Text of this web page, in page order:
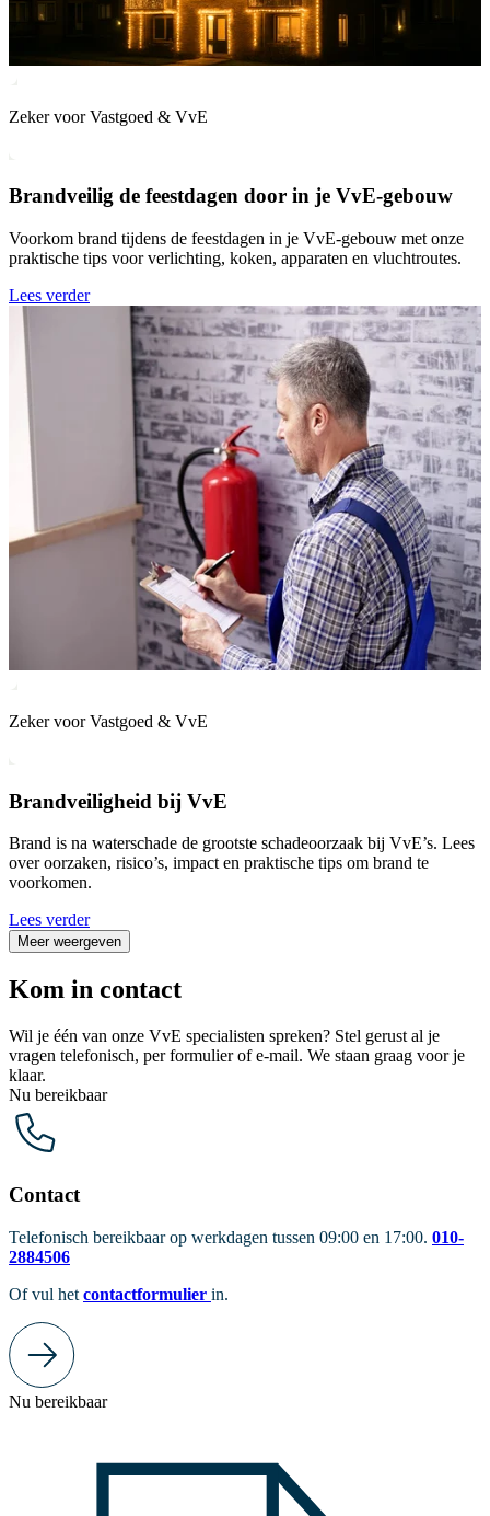
Zeker voor Vastgoed & VvE
Brandveilig de feestdagen door in je VvE-gebouw
Voorkom brand tijdens de feestdagen in je VvE-gebouw met onze
praktische tips voor verlichting, koken, apparaten en vluchtroutes.
Lees verder
Zeker voor Vastgoed & VvE
Brandveiligheid bij VvE
Brand is na waterschade de grootste schadeoorzaak bij VvE’s. Lees
over oorzaken, risico’s, impact en praktische tips om brand te
voorkomen.
Lees verder
Meer weergeven
Kom in contact
Wil je één van onze VvE specialisten spreken? Stel gerust al je
vragen telefonisch, per formulier of e-mail. We staan graag voor je
klaar.
Nu bereikbaar
Contact
Telefonisch bereikbaar op werkdagen tussen 09:00 en 17:00. 010-
2884506
Of vul het contactformulier in.
Nu bereikbaar